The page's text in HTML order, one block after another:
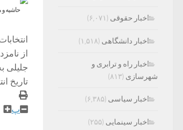
از
جلیلی
تاریخ انتشار: ۰۷:۵۹
پ
اخبار حقوقی (۶,۰۷۱)
اخبار دانشگاهی (۱,۵۱۸)
اخبار راه و ترابری و
شهرسازی (۸۱۳)
اخبار سیاسی (۶,۳۸۵)
اخبار سینمایی (۲۵۵)